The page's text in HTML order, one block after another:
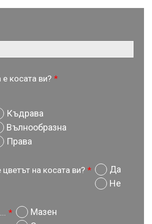
косата ви? *
Къдрава
Вълнообразна
Права
цветът на косата ви? *
Да
Не
*
Мазен